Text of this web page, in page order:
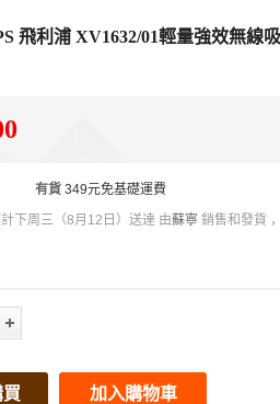
飛利浦 XV1632/01輕量強效無線
有貨 349元免基礎運費
下周三（8月12日）送達 由蘇寧 銷售和發貨
加入購物車